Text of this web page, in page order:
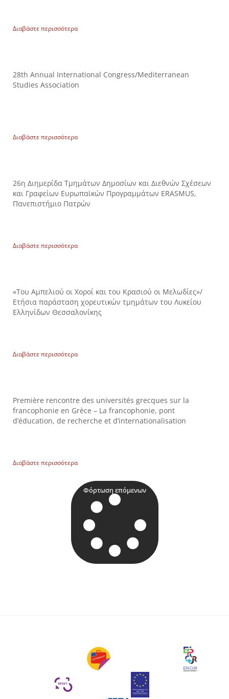
Διαβάστε περισσότερα
28th Annual International Congress/Mediterranean
Studies Association
Διαβάστε περισσότερα
26η Διημερίδα Τμημάτων Δημοσίων και Διεθνών Σχέσεων
και Γραφείων Ευρωπαϊκών Προγραμμάτων ERASMUS,
Πανεπιστήμιο Πατρών
Διαβάστε περισσότερα
«Του Αμπελιού οι Χοροί και του Κρασιού οι Μελωδίες»/
Ετήσια παράσταση χορευτικών τμημάτων του Λυκείου
Ελληνίδων Θεσσαλονίκης
Διαβάστε περισσότερα
Première rencontre des universités grecques sur la
francophonie en Grèce – La francophonie, pont
d’éducation, de recherche et d’internationalisation
Διαβάστε περισσότερα
Φόρτωση επόμενων